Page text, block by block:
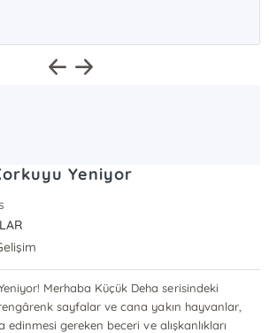
Yeniyor
Merhaba Küçük Deha serisindeki
sayfalar ve cana yakın hayvanlar,
edinmesi gereken beceri ve alışkanlıkları